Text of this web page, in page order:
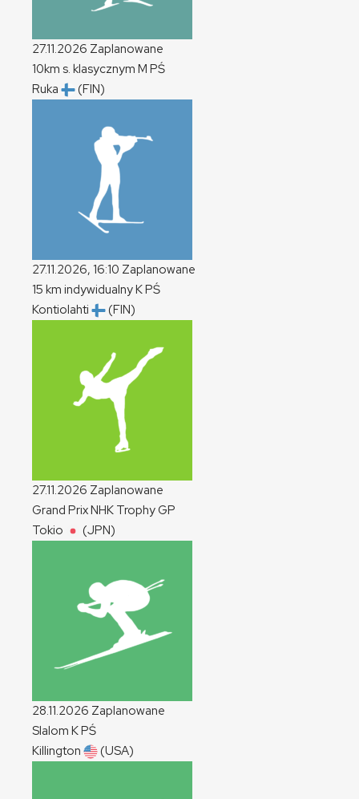
27.11.2026 Zaplanowane
10km s. klasycznym M PŚ
Ruka
(FIN)
27.11.2026, 16:10 Zaplanowane
15 km indywidualnyKPŚ
Kontiolahti
(FIN)
27.11.2026 Zaplanowane
Grand Prix NHK TrophyGP
Tokio
(JPN)
28.11.2026 Zaplanowane
Slalom KPŚ
Killington
(USA)